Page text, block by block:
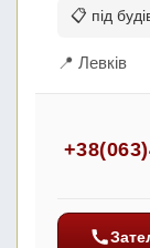
📋 під
📍 Левків